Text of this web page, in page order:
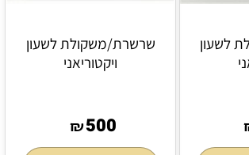
לשעון
שרשרת/משקולת לשעון
ויקטוריאני
₪500